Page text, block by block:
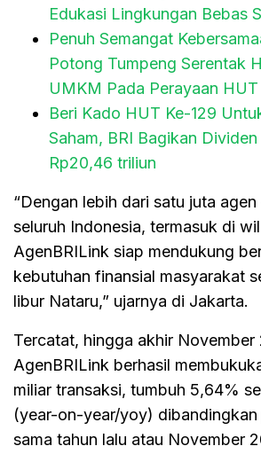
Edukasi Lingkungan Bebas
Penuh Semangat
Potong Tumpeng Serentak
UMKM Pada Perayaan
Beri Kado HUT Ke-129
Saham, BRI Bagikan
Rp20,46 triliun
“Dengan lebih dari satu juta
seluruh Indonesia, termasuk di
AgenBRILink siap mendukung
kebutuhan finansial masyarakat
libur Nataru,” ujarnya di Jakarta.
Tercatat, hingga akhir November
AgenBRILink berhasil
miliar transaksi, tumbuh 5,64%
(year-on-year/yoy)
sama tahun lalu atau November